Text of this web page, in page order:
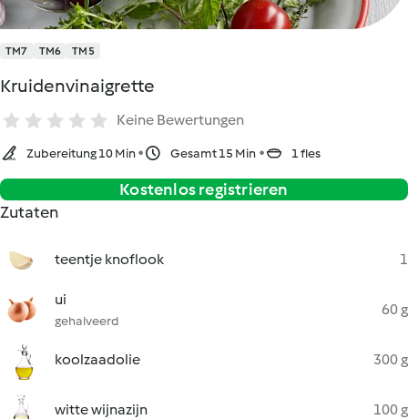
TM7 TM6 TM5
Kruidenvinaigrette
Keine Bewertungen
Zubereitung 10 Min Gesamt 15 Min 1 fles
Kostenlos registrieren
Zutaten
teentje knoflook 1
ui
gehalveerd
60 g
koolzaadolie 300 g
witte wijnazijn 100 g